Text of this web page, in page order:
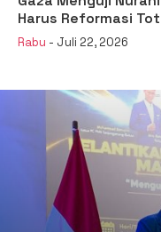
Harus Reformasi
Kehilangan
Rabu - Juli 22, 2026